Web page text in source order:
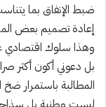
ضبط الإنفاق بما
إعادة تصميم بعض
وهذا سلوك اقتصادي
بل دعوني أكون أكثر
المطالبة باستمرار